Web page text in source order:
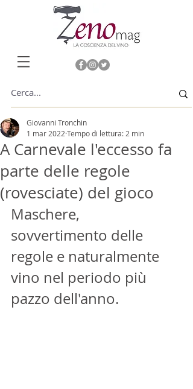
A Carnevale l'eccesso fa
parte delle regole
(rovesciate) del gioco
Giovanni Tronchin
1 mar 2022 Tempo di lettura: 2 min
Maschere,
sovvertimento delle
regole e naturalmente
vino nel periodo più
pazzo dell'anno.